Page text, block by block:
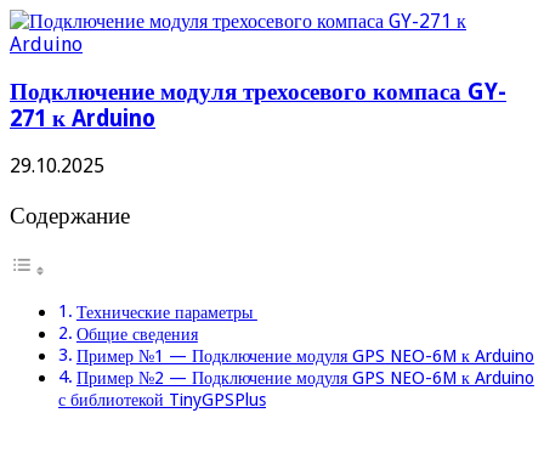
Подключение модуля трехосевого компаса GY-
271 к Arduino
29.10.2025
Содержание
Технические параметры
Общие сведения
Пример №1 — Подключение модуля GPS NEO-6M к Arduino
Пример №2 — Подключение модуля GPS NEO-6M к Arduino
с библиотекой TinyGPSPlus